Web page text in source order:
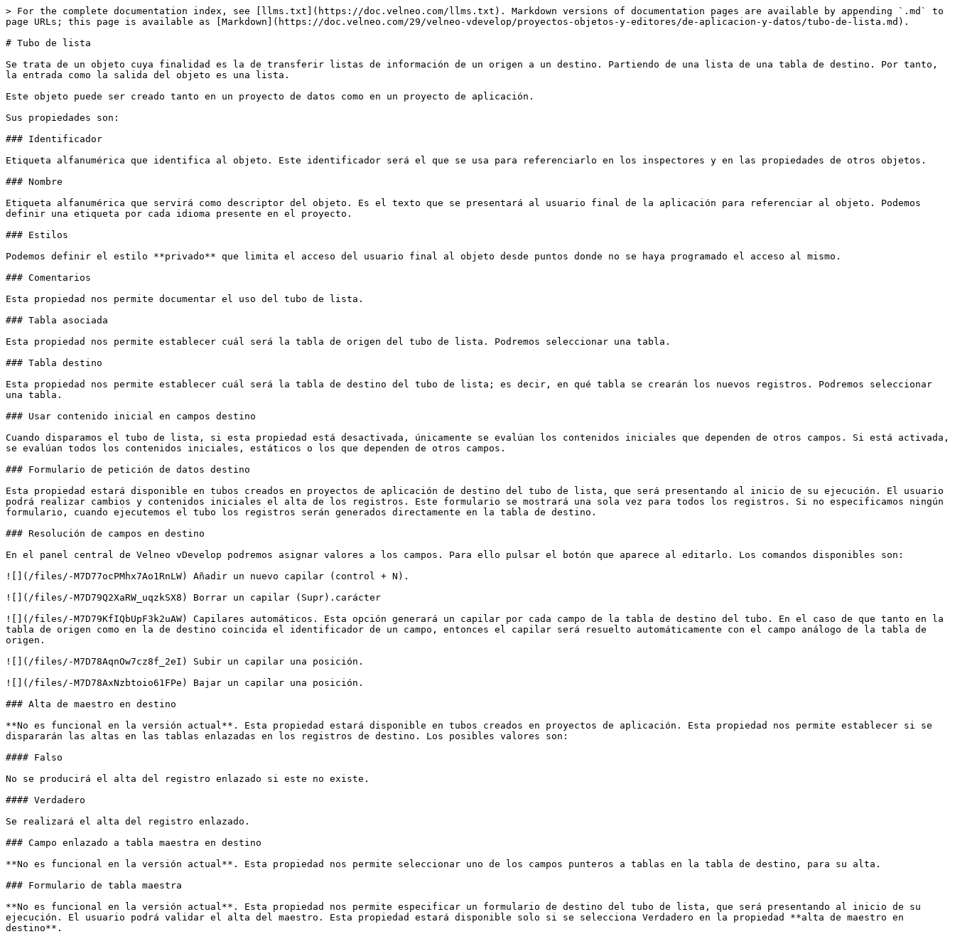
> For the complete documentation index, see [llms.txt](https://doc.velneo.com/llms.txt). Markdown versions of documentation pages are available by appending `.md` to
page URLs; this page is available as [Markdown](https://doc.velneo.com/29/velneo-vdevelop/proyectos-objetos-y-editores/de-aplicacion-y-datos/tubo-de-lista.md).
# Tubo de lista
Se trata de un objeto cuya finalidad es la de transferir listas de información de un origen a un destino. Partiendo de una lista de una tabla de destino. Por tanto,
la entrada como la salida del objeto es una lista.
Este objeto puede ser creado tanto en un proyecto de datos como en un proyecto de aplicación.
Sus propiedades son:
### Identificador
Etiqueta alfanumérica que identifica al objeto. Este identificador será el que se usa para referenciarlo en los inspectores y en las propiedades de otros objetos.
### Nombre
Etiqueta alfanumérica que servirá como descriptor del objeto. Es el texto que se presentará al usuario final de la aplicación para referenciar al objeto. Podemos
definir una etiqueta por cada idioma presente en el proyecto.
### Estilos
Podemos definir el estilo **privado** que limita el acceso del usuario final al objeto desde puntos donde no se haya programado el acceso al mismo.
### Comentarios
Esta propiedad nos permite documentar el uso del tubo de lista.
### Tabla asociada
Esta propiedad nos permite establecer cuál será la tabla de origen del tubo de lista. Podremos seleccionar una tabla.
### Tabla destino
Esta propiedad nos permite establecer cuál será la tabla de destino del tubo de lista; es decir, en qué tabla se crearán los nuevos registros. Podremos seleccionar
una tabla.
### Usar contenido inicial en campos destino
Cuando disparamos el tubo de lista, si esta propiedad está desactivada, únicamente se evalúan los contenidos iniciales que dependen de otros campos. Si está activada,
se evalúan todos los contenidos iniciales, estáticos o los que dependen de otros campos.
### Formulario de petición de datos destino
Esta propiedad estará disponible en tubos creados en proyectos de aplicación de destino del tubo de lista, que será presentando al inicio de su ejecución. El usuario
podrá realizar cambios y contenidos iniciales el alta de los registros. Este formulario se mostrará una sola vez para todos los registros. Si no especificamos ningún
formulario, cuando ejecutemos el tubo los registros serán generados directamente en la tabla de destino.
### Resolución de campos en destino
En el panel central de Velneo vDevelop podremos asignar valores a los campos. Para ello pulsar el botón que aparece al editarlo. Los comandos disponibles son:
![](/files/-M7D77ocPMhx7Ao1RnLW) Añadir un nuevo capilar (control + N).
![](/files/-M7D79Q2XaRW_uqzkSX8) Borrar un capilar (Supr).carácter
![](/files/-M7D79KfIQbUpF3k2uAW) Capilares automáticos. Esta opción generará un capilar por cada campo de la tabla de destino del tubo. En el caso de que tanto en la
tabla de origen como en la de destino coincida el identificador de un campo, entonces el capilar será resuelto automáticamente con el campo análogo de la tabla de
origen.
![](/files/-M7D78AqnOw7cz8f_2eI) Subir un capilar una posición.
![](/files/-M7D78AxNzbtoio61FPe) Bajar un capilar una posición.
### Alta de maestro en destino
**No es funcional en la versión actual**. Esta propiedad estará disponible en tubos creados en proyectos de aplicación. Esta propiedad nos permite establecer si se
dispararán las altas en las tablas enlazadas en los registros de destino. Los posibles valores son:
#### Falso
No se producirá el alta del registro enlazado si este no existe.
#### Verdadero
Se realizará el alta del registro enlazado.
### Campo enlazado a tabla maestra en destino
**No es funcional en la versión actual**. Esta propiedad nos permite seleccionar uno de los campos punteros a tablas en la tabla de destino, para su alta.
### Formulario de tabla maestra
**No es funcional en la versión actual**. Esta propiedad nos permite especificar un formulario de destino del tubo de lista, que será presentando al inicio de su
ejecución. El usuario podrá validar el alta del maestro. Esta propiedad estará disponible solo si se selecciona Verdadero en la propiedad **alta de maestro en
destino**.